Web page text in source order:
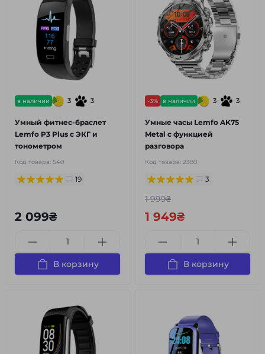
в наличии 3 3
Умный фитнес-браслет
Lemfo P3 Plus с ЭКГ и
тонометром
Код товара: 540
19
2 099₴
В корзину
-3% в наличии 3 3
Умные часы Lemfo AK75
Metal с функцией
разговора
Код товара: 2380
3
1 999₴
1 949₴
В корзину